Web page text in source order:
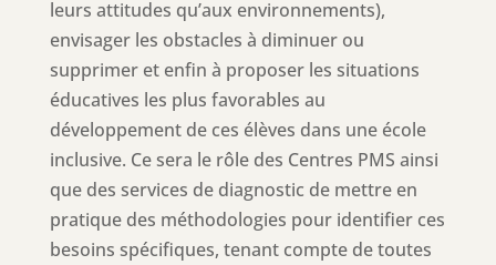
leurs attitudes qu’aux environnements),
envisager les obstacles à diminuer ou
supprimer et enfin à proposer les situations
éducatives les plus favorables au
développement de ces élèves dans une école
inclusive. Ce sera le rôle des Centres PMS ainsi
que des services de diagnostic de mettre en
pratique des méthodologies pour identifier ces
besoins spécifiques, tenant compte de toutes